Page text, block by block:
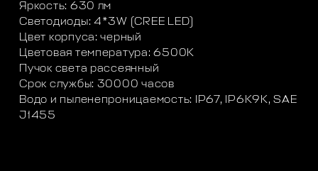
Яркость: 630 лм
Светодиоды: 4*3W (CREE LED)
Цвет корпуса: черный
Цветовая температура: 6500К
Пучок света рассеянный
Срок службы: 30000 часов
Водо и пыленепроницаемость: IP67, IP6K9K, SAE
J1455